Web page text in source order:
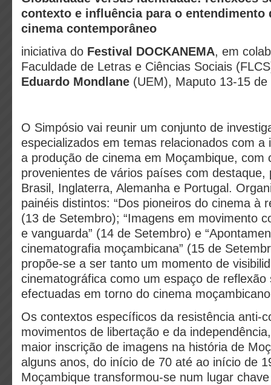
contexto e influência para o entendimento
cinema contemporâneo
iniciativa do Festival DOCKANEMA, em
Faculdade de Letras e Ciências Sociais
Eduardo Mondlane (UEM), Maputo 13-15 de
O Simpósio vai reunir um conjunto de
especializados em temas relacionados com a
a produção de cinema em Moçambique, com
provenientes de vários países com destaque,
Brasil, Inglaterra, Alemanha e Portugal.
painéis distintos: “Dos pioneiros do cinema à
(13 de Setembro); “Imagens em movimento
e vanguarda” (14 de Setembro) e
cinematografia moçambicana” (15 de
propõe-se a ser tanto um momento de
cinematográfica como um espaço de reflexão
efectuadas em torno do cinema
Os contextos específicos da resistência anti-
movimentos de libertação e da
maior inscrição de imagens na história de
alguns anos, do início de 70 até ao início de
Moçambique transformou-se num lugar